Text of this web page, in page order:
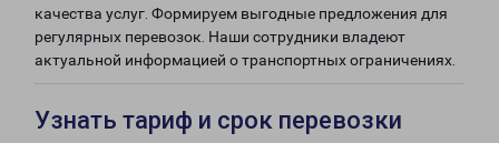
качества услуг. Формируем выгодные предложения для
регулярных перевозок. Наши сотрудники владеют
актуальной информацией о транспортных ограничениях.
Узнать тариф и срок перевозки